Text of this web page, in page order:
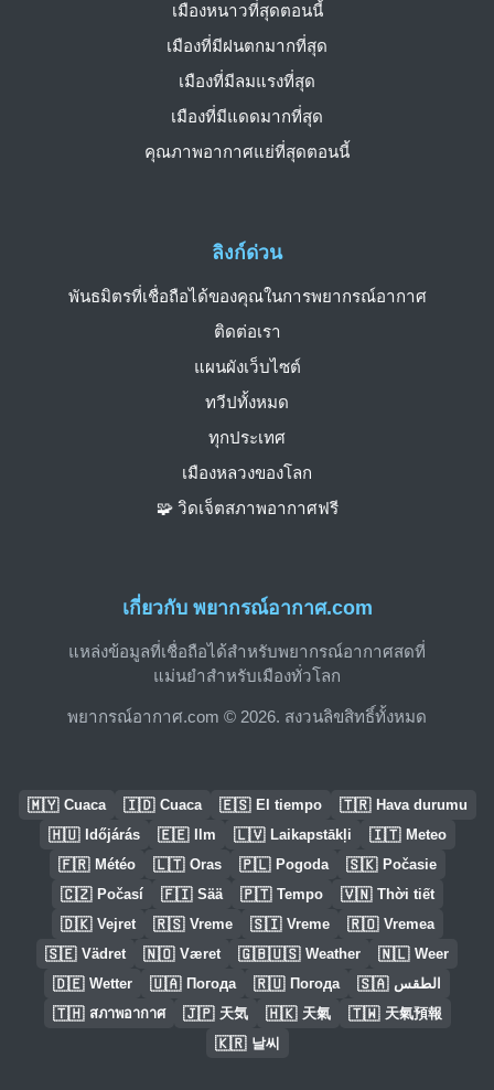
เกี่ยวกับ พยากรณ์อากาศ.com
แหล่งข้อมูลที่เชื่อถือได้สำหรับพยากรณ์อากาศสดที่
แม่นยำสำหรับเมืองทั่วโลก
พยากรณ์อากาศ.com © 2026. สงวนลิขสิทธิ์ทั้งหมด
ลิงก์ด่วน
พันธมิตรที่เชื่อถือได้ของคุณในการพยากรณ์อากาศ
ติดต่อเรา
แผนผังเว็บไซต์
ทวีปทั้งหมด
ทุกประเทศ
เมืองหลวงของโลก
🧩 วิดเจ็ตสภาพอากาศฟรี
เมืองหนาวที่สุดตอนนี้
เมืองที่มีฝนตกมากที่สุด
เมืองที่มีลมแรงที่สุด
เมืองที่มีแดดมากที่สุด
คุณภาพอากาศแย่ที่สุดตอนนี้
🇲🇾 Cuaca 🇮🇩 Cuaca 🇪🇸 El tiempo 🇹🇷 Hava durumu
🇭🇺 Időjárás 🇪🇪 Ilm 🇱🇻 Laikapstākļi 🇮🇹 Meteo
🇫🇷 Météo 🇱🇹 Oras 🇵🇱 Pogoda 🇸🇰 Počasie
🇨🇿 Počasí 🇫🇮 Sää 🇵🇹 Tempo 🇻🇳 Thời tiết
🇩🇰 Vejret 🇷🇸 Vreme 🇸🇮 Vreme 🇷🇴 Vremea
🇸🇪 Vädret 🇳🇴 Været 🇬🇧🇺🇸 Weather 🇳🇱 Weer
🇩🇪 Wetter 🇺🇦 Погода 🇷🇺 Погода 🇸🇦 الطقس
🇹🇭 สภาพอากาศ 🇯🇵 天気 🇭🇰 天氣 🇹🇼 天氣預報
🇰🇷 날씨